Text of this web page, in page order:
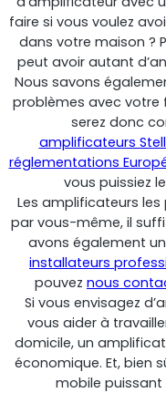
Royaume-Uni
faire si vous voulez
dans votre maison ?
peut avoir autant
Nous savons
problèmes avec votre
serez donc
amplificateurs
réglementations
vous puissiez
Les amplificateurs
par vous-même, il
avons également
installateurs
pouvez nous
Si vous envisagez
vous aider à
domicile, un
économique. Et, bien
mobile puissant